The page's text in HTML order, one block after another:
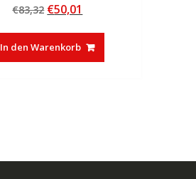
5.00
von 5
€83,32 Ursprünglicher
war:
€83,32
€50,01
ist:
€50,01.
In den Warenkorb